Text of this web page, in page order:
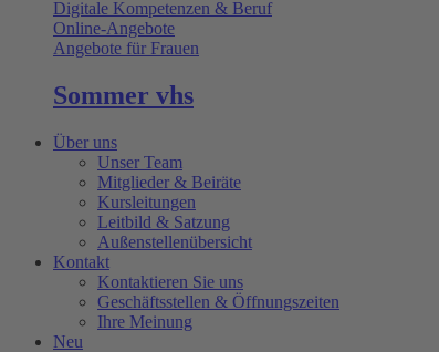
Digitale Kompetenzen & Beruf
Online-Angebote
Angebote für Frauen
Sommer vhs
Über uns
Unser Team
Mitglieder & Beiräte
Kursleitungen
Leitbild & Satzung
Außenstellenübersicht
Kontakt
Kontaktieren Sie uns
Geschäftsstellen & Öffnungszeiten
Ihre Meinung
Neu